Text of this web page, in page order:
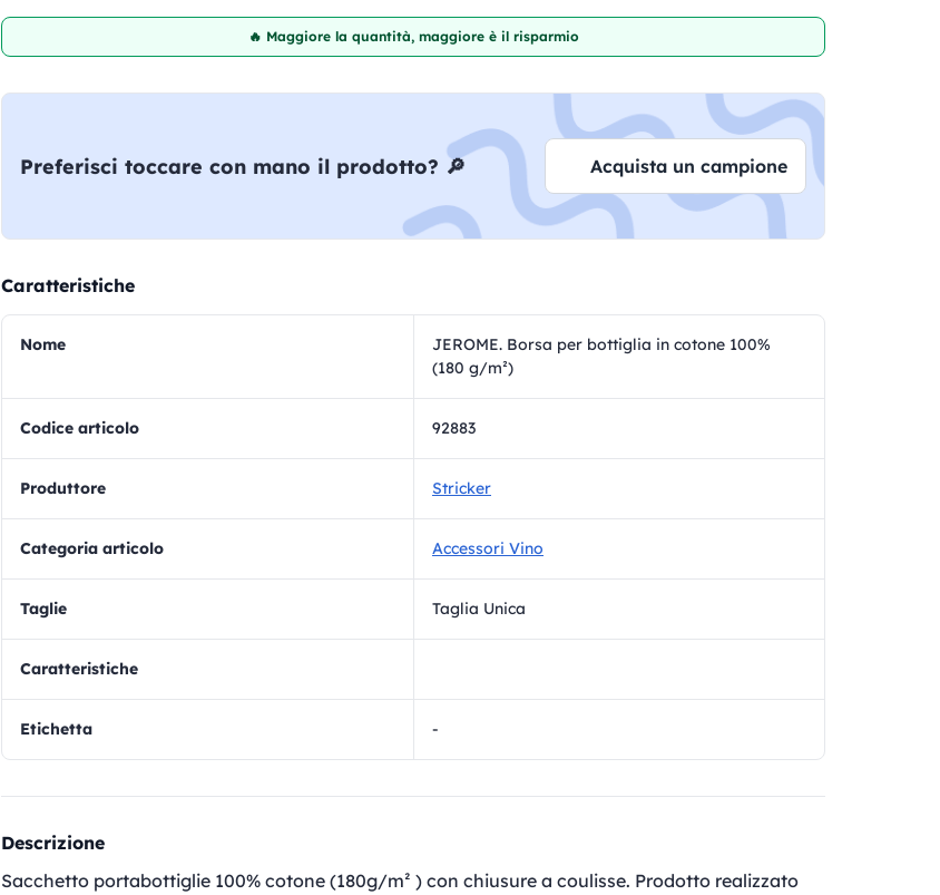
🔥 Maggiore la quantità, maggiore è il risparmio
Preferisci toccare con mano il prodotto? 🔎 Acquista un campione
Caratteristiche
Nome
JEROME. Borsa per bottiglia in cotone 100%
(180 g/m²)
Codice articolo 92883
Produttore Stricker
Categoria articolo Accessori Vino
Taglie Taglia Unica
Caratteristiche
Etichetta -
Descrizione
Sacchetto portabottiglie 100% cotone (180g/m² ) con chiusure a coulisse. Prodotto realizzato